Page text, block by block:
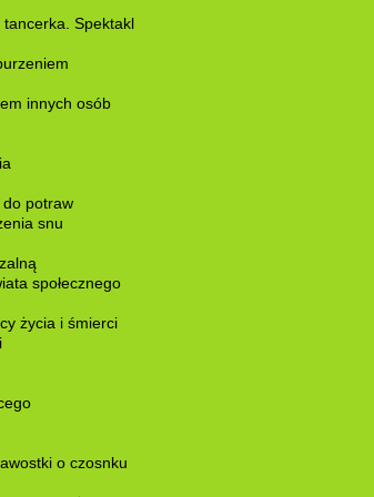
Spektakl
innych osób
potraw
snu
społecznego
życia i śmierci
o czosnku